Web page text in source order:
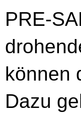
PRE-
können
Dazu